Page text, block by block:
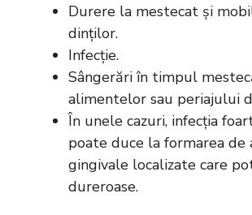
Durere la mestecat și
dinților.
Infecție.
Sângerări în timpul
alimentelor sau periajului
În unele cazuri, infecția
poate duce la formarea de
gingivale localizate care
dureroase.